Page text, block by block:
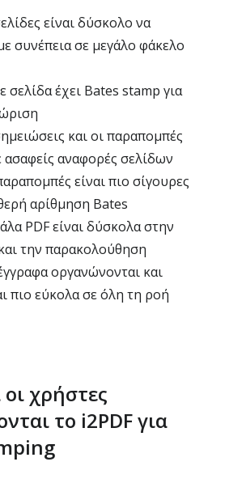
είναι δύσκολο να
συνέπεια σε μεγάλο φάκελο
σελίδα έχει Bates stamp για
και οι παραπομπές
ασαφείς αναφορές σελίδων
είναι πιο σίγουρες
αρίθμηση Bates
PDF είναι δύσκολα στην
την παρακολούθηση
οργανώνονται και
πιο εύκολα σε όλη τη ροή
οι χρήστες
το i2PDF για